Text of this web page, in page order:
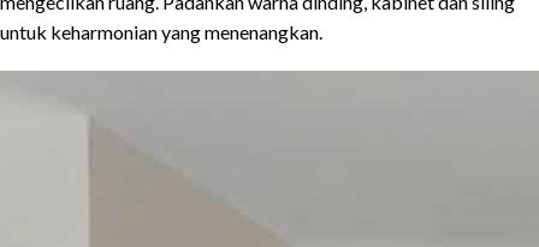
untuk keharmonian yang menenangkan.